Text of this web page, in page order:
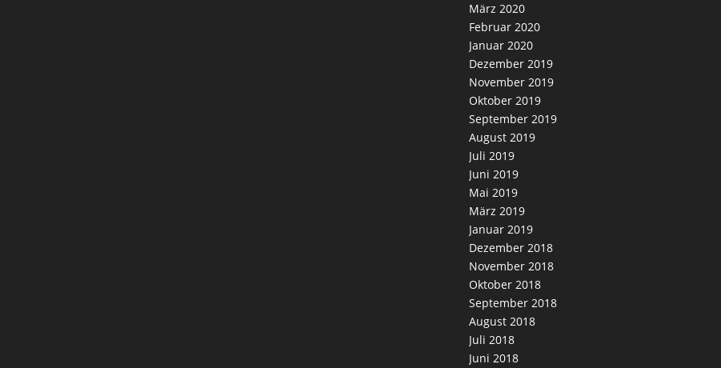
März 2020
Februar 2020
Januar 2020
Dezember 2019
November 2019
Oktober 2019
September 2019
August 2019
Juli 2019
Juni 2019
Mai 2019
März 2019
Januar 2019
Dezember 2018
November 2018
Oktober 2018
September 2018
August 2018
Juli 2018
Juni 2018